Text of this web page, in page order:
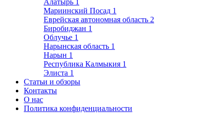
Алатырь 1
Мариинский Посад 1
Еврейская автономная область 2
Биробиджан 1
Облучье 1
Нарынская область 1
Нарын 1
Республика Калмыкия 1
Элиста 1
Статьи и обзоры
Контакты
О нас
Политика конфиденциальности